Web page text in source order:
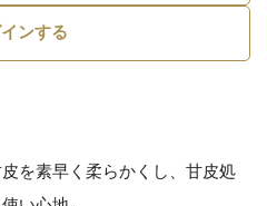
ンする
を素早く柔らかくし、甘皮処